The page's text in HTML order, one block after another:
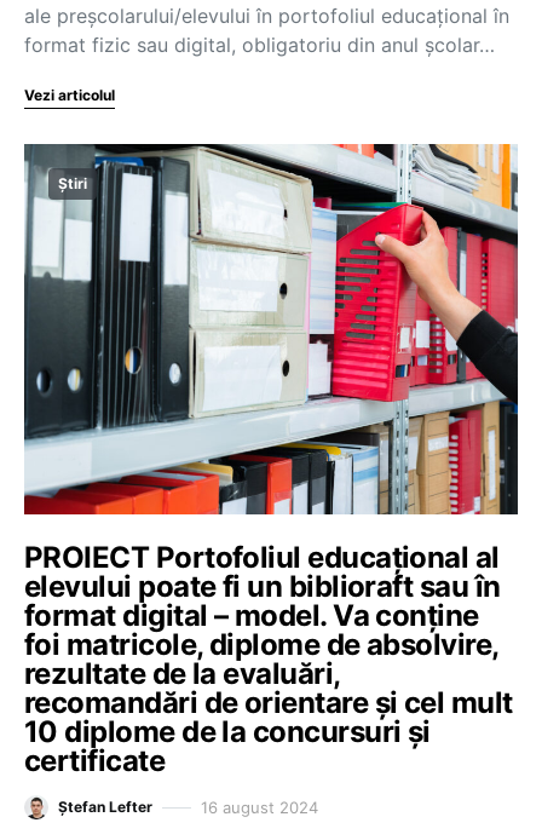
ale preșcolarului/elevului în portofoliul educațional în
format fizic sau digital, obligatoriu din anul școlar…
Vezi articolul
Știri
PROIECT Portofoliul educațional al
elevului poate fi un biblioraft sau în
format digital – model. Va conține
foi matricole, diplome de absolvire,
rezultate de la evaluări,
recomandări de orientare și cel mult
10 diplome de la concursuri și
certificate
Ștefan Lefter 16 august 2024